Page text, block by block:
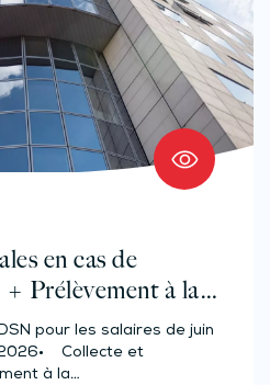
en cas de
Prélèvement à la
et assimilés
50 salariés)
pour les salaires de juin
Collecte et
à la…